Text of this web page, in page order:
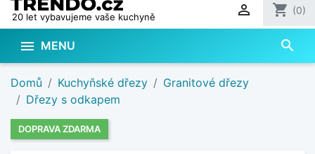
20 let vybavujeme vaše kuchyně  shopping_cart (0)
 MENU search
Domů Kuchyňské dřezy
Granitové dřezy
Dřezy s odkapem
DOPRAVA ZDARMA